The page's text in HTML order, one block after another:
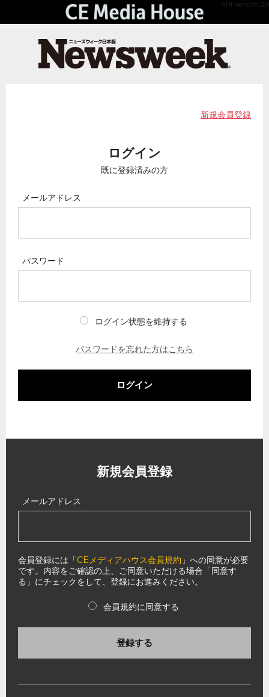
API Version 2.0
新規会員登録
ログイン
既に登録済みの方
メールアドレス
パスワード
ログイン状態を維持する
パスワードを忘れた方はこちら
ログイン
新規会員登録
メールアドレス
会員登録には「CEメディアハウス会員規約 」への同意が必要
です。内容をご確認の上、ご同意いただける場合「同意す
る」にチェックをして、登録にお進みください。
会員規約に同意する
登録する